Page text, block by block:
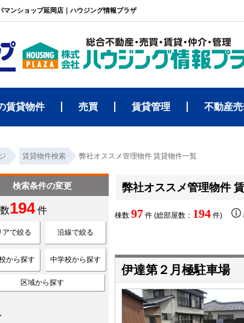
ンショップ延岡店｜ハウジング情報プラザ
賃貸物件 売買 賃貸管理 不動産
賃貸物件検索 弊社オススメ管理物件 賃貸物件一覧
弊社オススメ管理物件
棟数 97 件 (総部屋数： 194 件)
伊達第２月極駐車場
検索条件の変更
194件
アで絞る 沿線で絞る
から探す 中学校から探す
区域から探す